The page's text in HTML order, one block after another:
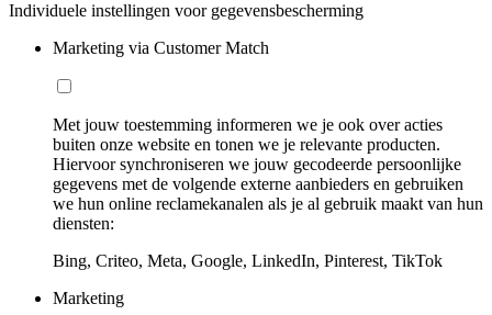
Individuele instellingen voor gegevensbescherming
Marketing via Customer Match
Met jouw toestemming informeren we je ook over acties
buiten onze website en tonen we je relevante producten.
Hiervoor synchroniseren we jouw gecodeerde persoonlijke
gegevens met de volgende externe aanbieders en gebruiken
we hun online reclamekanalen als je al gebruik maakt van hun
diensten:
Bing, Criteo, Meta, Google, LinkedIn, Pinterest, TikTok
Marketing